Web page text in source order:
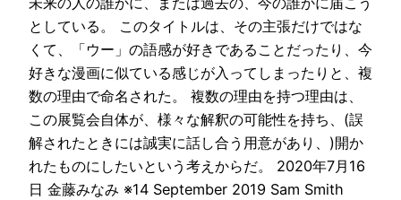
としている。 このタイトルは、その主張だけではな
くて、「ウー」の語感が好きであることだったり、今
好きな漫画に似ている感じが入ってしまったりと、複
数の理由で命名された。 複数の理由を持つ理由は、
この展覧会自体が、様々な解釈の可能性を持ち、(誤
解されたときには誠実に話し合う用意があり、)開か
れたものにしたいという考えからだ。 2020年7月16
日 金藤みなみ ※14 September 2019 Sam Smith